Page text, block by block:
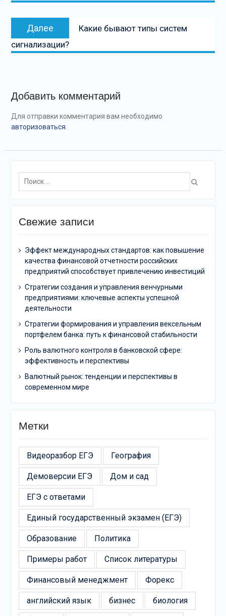
Далее
Следующая
запись
Какие бывают типы систем
сигнализации?
Добавить комментарий
Для отправки комментария вам необходимо
авторизоваться
Поиск:
Свежие записи
Эффект международных стандартов: как повышение
качества финансовой отчетности российских
предприятий способствует привлечению инвестиций
Стратегии создания и управления венчурными
предприятиями: ключевые аспекты успешной
деятельности
Стратегии формирования и управления вексельным
портфелем банка: путь к финансовой стабильности
Роль валютного контроля в банковской сфере:
эффективность и перспективы
Валютный рынок: тенденции и перспективы в
современном мире
Метки
Видеоразбор ЕГЭ География
Демоверсии ЕГЭ Дом и сад
ЕГЭ с ответами
Единый государственный экзамен (ЕГЭ)
Образование Политика
Примеры работ Список литературы
Финансовый менеджмент Форекс
английский язык бизнес биология